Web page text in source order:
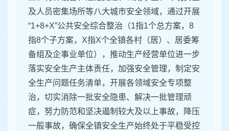
及人员密集场所等八大城市安全领域，通过开展
“1+8+X”公共安全综合整治（1指1个总方案，8
指8个子方案，X指X个全镇各村（居）、居委筹
备组及企事业单位），推动生产经营单位进一步
落实安全生产主体责任，加强安全管理，制定安
全生产问题任务清单，开展各领域安全专项整
治，切实消除一批安全隐患、解决一批管理顽
症，努力防范和坚决遏制较大及以上事故，降压
一般事故，确保全镇安全生产始终处于平稳受控